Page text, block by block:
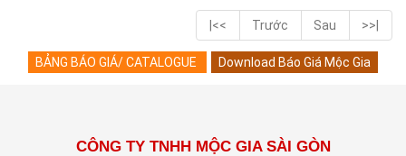
|<< Trước Sau >>|
BẢNG BÁO GIÁ/ CATALOGUE Download Báo Giá Mộc Gia
CÔNG TY TNHH MỘC GIA SÀI GÒN